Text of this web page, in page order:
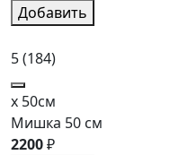
Добавить
5(184)
x 50см
Мишка 50 см
2200₽